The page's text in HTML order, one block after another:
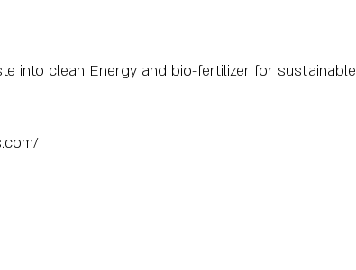
into clean Energy and bio-fertilizer for sustainable